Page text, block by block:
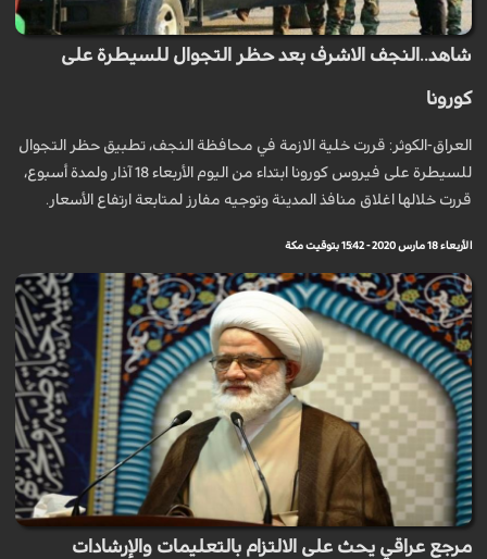
شاهد..النجف الاشرف بعد حظر التجوال للسيطرة على
كورونا
العراق-الكوثر: قررت خلية الازمة في محافظة النجف، تطبيق حظر التجوال
للسيطرة على فيروس كورونا ابتداء من اليوم الأربعاء 18 آذار ولمدة أسبوع،
قررت خلالها اغلاق منافذ المدينة وتوجيه مفارز لمتابعة ارتفاع الأسعار.
الأربعاء 18 مارس 2020 - 15:42 بتوقيت مكة
مرجع عراقي يحث على الالتزام بالتعليمات والإرشادات